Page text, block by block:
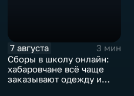
7 августа
3 мин
Сборы в школу онлайн:
хабаровчане всё чаще
заказывают одежду и